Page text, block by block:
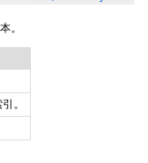
。
。